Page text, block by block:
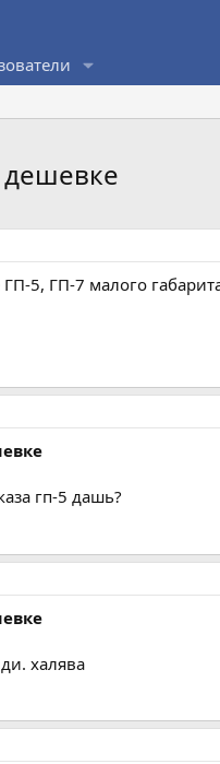
дешевке
5, ГП-7 малого
гп-5 дашь?
халява